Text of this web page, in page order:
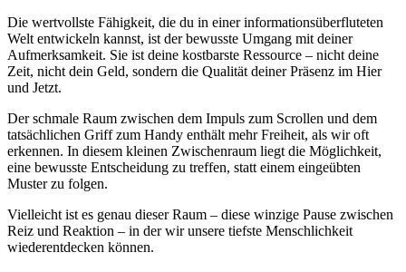
Die wertvollste Fähigkeit, die du in einer informationsüberfluteten
Welt entwickeln kannst, ist der bewusste Umgang mit deiner
Aufmerksamkeit. Sie ist deine kostbarste Ressource – nicht deine
Zeit, nicht dein Geld, sondern die Qualität deiner Präsenz im Hier
und Jetzt.
Der schmale Raum zwischen dem Impuls zum Scrollen und dem
tatsächlichen Griff zum Handy enthält mehr Freiheit, als wir oft
erkennen. In diesem kleinen Zwischenraum liegt die Möglichkeit,
eine bewusste Entscheidung zu treffen, statt einem eingeübten
Muster zu folgen.
Vielleicht ist es genau dieser Raum – diese winzige Pause zwischen
Reiz und Reaktion – in der wir unsere tiefste Menschlichkeit
wiederentdecken können.